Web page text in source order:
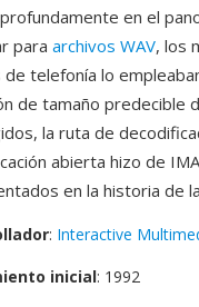
en el
para archivos WAV, los
telefonía lo
de tamaño predecible
la ruta de
abierta hizo de
en la historia de
: Interactive
inicial: 1992